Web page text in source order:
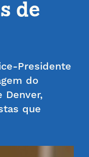
de
Presidente
do
Denver,
que